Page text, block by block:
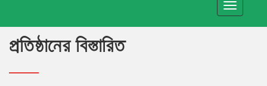
Toggle
প্রতিষ্ঠানের বিস্তারিত